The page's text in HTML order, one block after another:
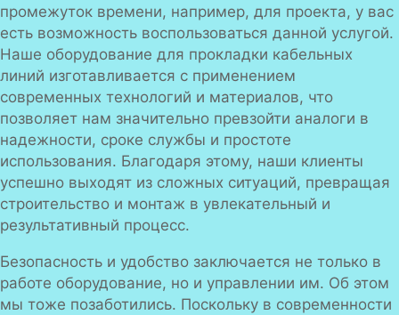
промежуток времени, например, для проекта, у вас
есть возможность воспользоваться данной услугой.
Наше оборудование для прокладки кабельных
линий изготавливается с применением
современных технологий и материалов, что
позволяет нам значительно превзойти аналоги в
надежности, сроке службы и простоте
использования. Благодаря этому, наши клиенты
успешно выходят из сложных ситуаций, превращая
строительство и монтаж в увлекательный и
результативный процесс.
Безопасность и удобство заключается не только в
работе оборудование, но и управлении им. Об этом
мы тоже позаботились. Поскольку в современности